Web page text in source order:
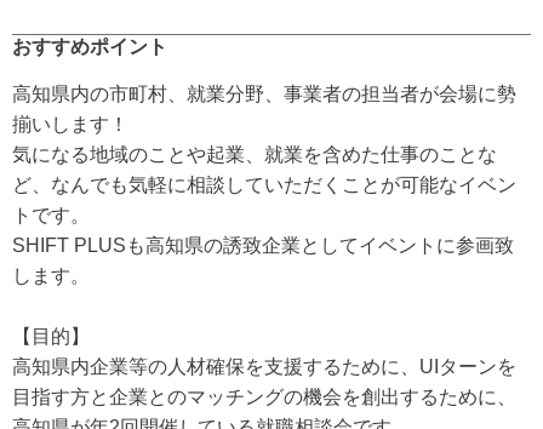
おすすめポイント
高知県内の市町村、就業分野、事業者の担当者が会場に勢
揃いします！
気になる地域のことや起業、就業を含めた仕事のことな
ど、なんでも気軽に相談していただくことが可能なイベン
トです。
SHIFT PLUSも高知県の誘致企業としてイベントに参画致
します。
【目的】
高知県内企業等の人材確保を支援するために、UIターンを
目指す方と企業とのマッチングの機会を創出するために、